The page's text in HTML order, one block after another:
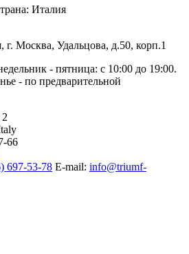
Италия
г. Москва, Удальцова, д.50, корп.1
- пятница: с 10:00 до 19:00.
- по предварительной
66
697-53-78 E-mail: info@triumf-